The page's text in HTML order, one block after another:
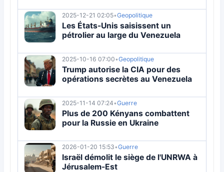
2025-12-21 02:05•Geopolitique
Les États-Unis saisissent un
pétrolier au large du Venezuela
2025-10-16 07:00•Geopolitique
Trump autorise la CIA pour des
opérations secrètes au Venezuela
2025-11-14 07:24•Guerre
Plus de 200 Kényans combattent
pour la Russie en Ukraine
2026-01-20 15:53•Guerre
Israël démolit le siège de l'UNRWA à
Jérusalem-Est